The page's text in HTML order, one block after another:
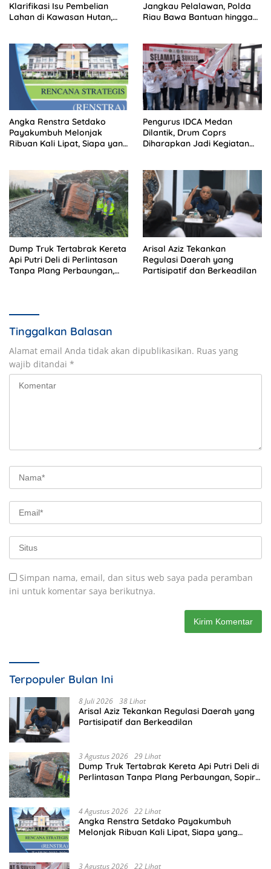
Klarifikasi Isu Pembelian
Lahan di Kawasan Hutan,
Jangkau Pelalawan, Polda
Riau Bawa Bantuan hingga
Angka Renstra Setdako
Payakumbuh Melonjak
Ribuan Kali Lipat, Siapa yang
Pengurus IDCA Medan
Dilantik, Drum Coprs
Diharapkan Jadi Kegiatan
Dump Truk Tertabrak Kereta
Api Putri Deli di Perlintasan
Tanpa Plang Perbaungan,
Arisal Aziz Tekankan
Regulasi Daerah yang
Partisipatif dan Berkeadilan
Tinggalkan Balasan
Alamat email Anda tidak akan dipublikasikan. Ruas yang
wajib ditandai *
Simpan nama, email, dan situs web saya pada peramban
ini untuk komentar saya berikutnya.
Terpopuler Bulan Ini
8 Juli 2026 38 Lihat
Arisal Aziz Tekankan Regulasi Daerah yang
Partisipatif dan Berkeadilan
3 Agustus 2026 29 Lihat
Dump Truk Tertabrak Kereta Api Putri Deli di
Perlintasan Tanpa Plang Perbaungan, Sopir
4 Agustus 2026 22 Lihat
Angka Renstra Setdako Payakumbuh
Melonjak Ribuan Kali Lipat, Siapa yang
3 Agustus 2026 22 Lihat